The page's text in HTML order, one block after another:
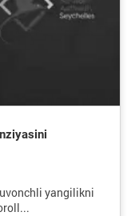
yangilikni